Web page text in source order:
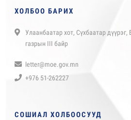
ХОЛБОО БАРИХ
Улаанбаатар хот, Сүхбаатар дүүрэг,
газрын III байр
letter@moe.gov.mn
+976 51-262227
СОШИАЛ ХОЛБООСУУД